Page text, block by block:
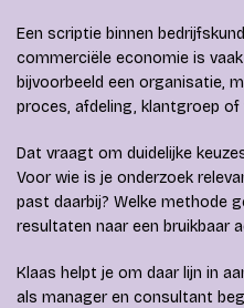
Een scriptie binnen
commerciële economie is
bijvoorbeeld een organisatie,
proces, afdeling, klantgroep
Dat vraagt om duidelijke
Voor wie is je onderzoek
past daarbij? Welke methode
resultaten naar een bruikbaar
Klaas helpt je om daar lijn in
als manager en consultant